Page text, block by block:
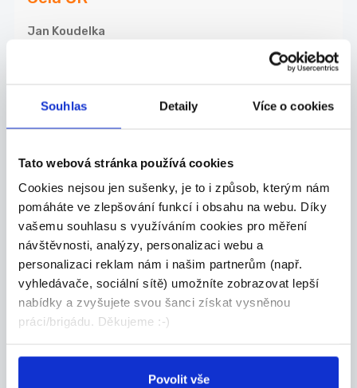
Souhlas Detaily Více o cookies
Tato webová stránka používá cookies
Cookies nejsou jen sušenky, je to i způsob, kterým nám
pomáháte ve zlepšování funkcí i obsahu na webu. Díky
vašemu souhlasu s využíváním cookies pro měření
návštěvnosti, analýzy, personalizaci webu a
personalizaci reklam nám i našim partnerům (např.
vyhledávače, sociální sítě) umožníte zobrazovat lepší
nabídky a zvyšujete svou šanci získat vysněnou
práci/brigádu. Děkujeme :-)
Povolit vše
Jan Koudelka
Obchodní zástupce pro
Hledáme zkušeného obchodníka, který posílí náš
Celá ČR
Valora Properity s.r.o.
kolejových staveb